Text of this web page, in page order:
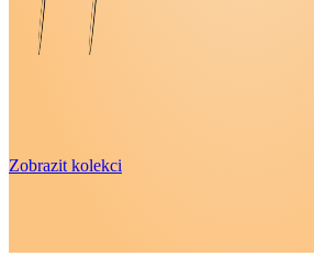
Zobrazit kolekci